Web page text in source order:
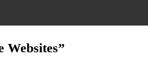
Websites”